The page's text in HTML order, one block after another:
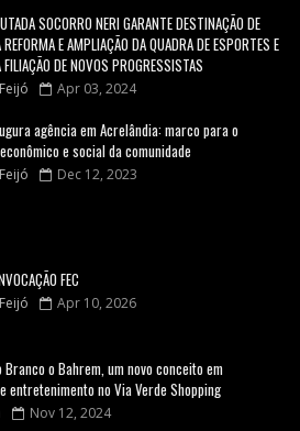
SOCORRO NERI GARANTE DESTINAÇÃO DE
E AMPLIAÇÃO DA QUADRA DE ESPORTES E
DE NOVOS PROGRESSISTAS
Apr 03, 2024
agência em Acrelândia: marco para o
e social da comunidade
Dec 12, 2023
FEC
Apr 10, 2026
Branco o Bahrem, um novo conceito em
entretenimento no Via Verde Shopping
Nov 12, 2024